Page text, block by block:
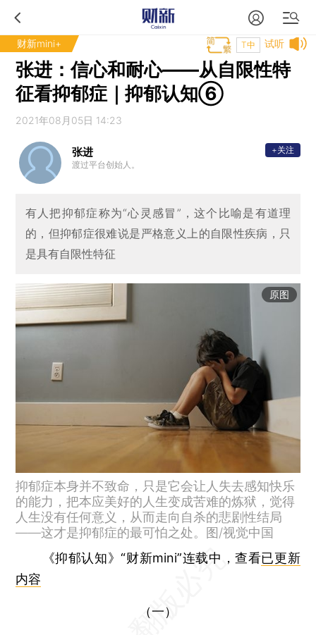
财新mini+ 试听
T中
张进：信心和耐心——从自限性特
征看抑郁症｜抑郁认知⑥
2021年08月05日 14:23
张进
渡过平台创始人。
+关注
有人把抑郁症称为“心灵感冒”，这个比喻是有道理
的，但抑郁症很难说是严格意义上的自限性疾病，只
是具有自限性特征
原图
抑郁症本身并不致命，只是它会让人失去感知快乐
的能力，把本应美好的人生变成苦难的炼狱，觉得
人生没有任何意义，从而走向自杀的悲剧性结局
——这才是抑郁症的最可怕之处。图/视觉中国
《抑郁认知》“财新mini”连载中，查看已更新
内容
（一）